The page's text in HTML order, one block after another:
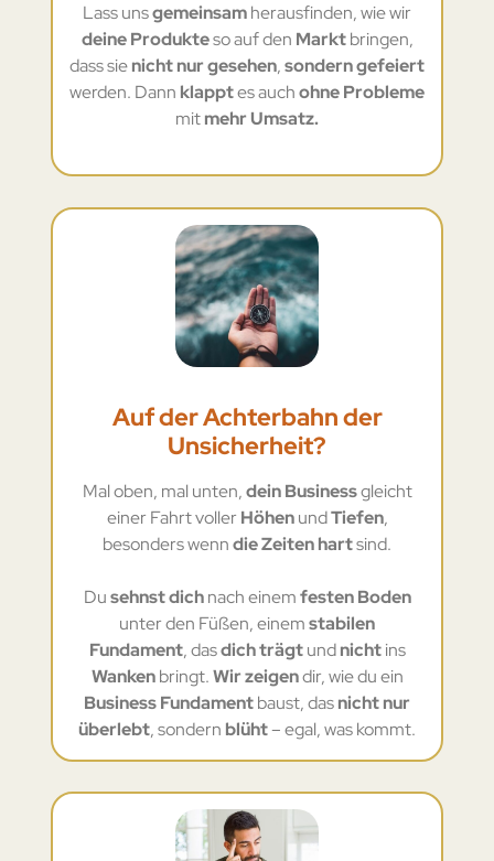
Lass unsgemeinsamherausfinden, wie wir
deine Produkteso auf den Marktbringen,
dass sienicht nur gesehen,sondern gefeiert
werden. Dann klapptes auchohne Probleme
mitmehr Umsatz.
Auf der Achterbahn der
Unsicherheit?
Mal oben, mal unten,dein Businessgleicht
einer Fahrt vollerHöhenundTiefen,
besonders wenndie Zeiten hartsind.
Dusehnst dichnach einemfesten Boden
unter den Füßen, einemstabilen
Fundament, dasdich trägtundnichtins
Wankenbringt.Wir zeigendir, wie du ein
Business Fundamentbaust, dasnicht nur
überlebt, sondern blüht– egal, was kommt.